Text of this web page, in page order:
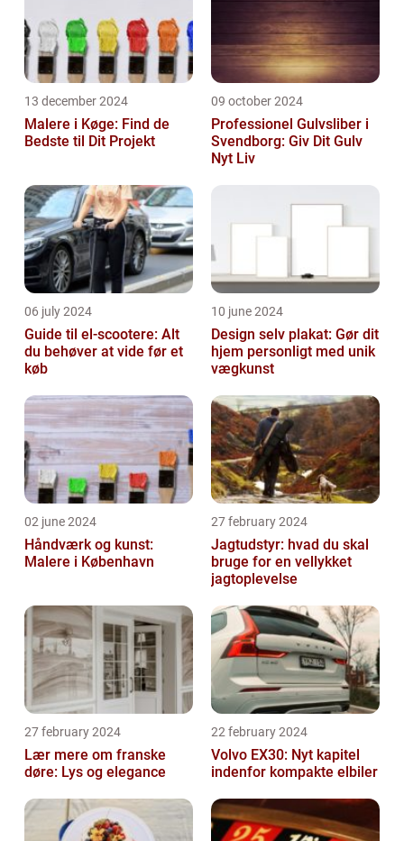
13 december 2024
Malere i Køge: Find de
Bedste til Dit Projekt
09 october 2024
Professionel Gulvsliber i
Svendborg: Giv Dit Gulv
Nyt Liv
06 july 2024
Guide til el-scootere: Alt
du behøver at vide før et
køb
10 june 2024
Design selv plakat: Gør dit
hjem personligt med unik
vægkunst
02 june 2024
Håndværk og kunst:
Malere i København
27 february 2024
Jagtudstyr: hvad du skal
bruge for en vellykket
jagtoplevelse
27 february 2024
Lær mere om franske
døre: Lys og elegance
22 february 2024
Volvo EX30: Nyt kapitel
indenfor kompakte elbiler